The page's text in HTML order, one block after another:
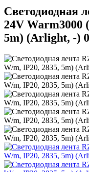
Светодиодная
24V Warm3000
5m) (Arlight, -)